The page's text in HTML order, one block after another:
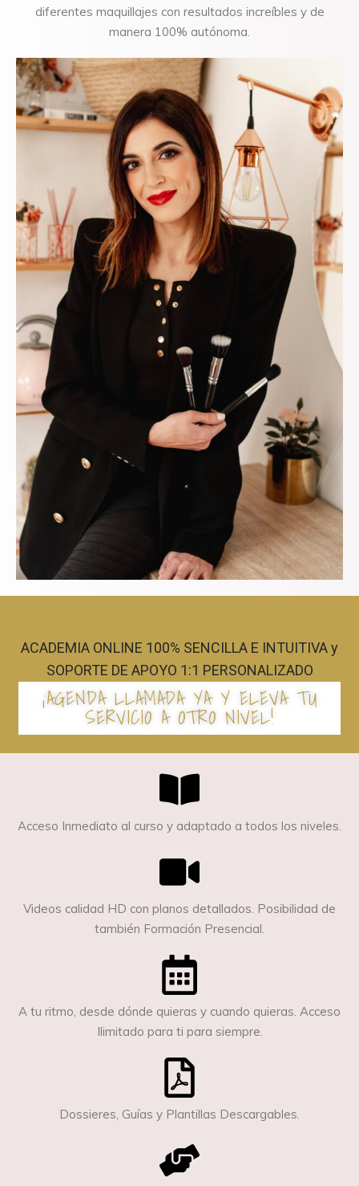
diferentes maquillajes con resultados increíbles y de
manera 100% autónoma.
ACADEMIA ONLINE 100% SENCILLA E INTUITIVA y
SOPORTE DE APOYO 1:1 PERSONALIZADO
¡AGENDA LLAMADA YA Y ELEVA TU
SERVICIO A OTRO NIVEL!
Acceso Inmediato al curso y adaptado a todos los niveles.
Videos calidad HD con planos detallados. Posibilidad de
también Formación Presencial.
A tu ritmo, desde dónde quieras y cuando quieras. Acceso
Ilimitado para ti para siempre.
Dossieres, Guías y Plantillas Descargables.